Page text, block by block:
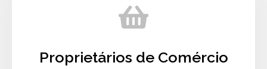
Proprietários de Comércio